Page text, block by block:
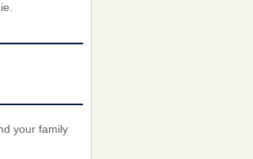
your family